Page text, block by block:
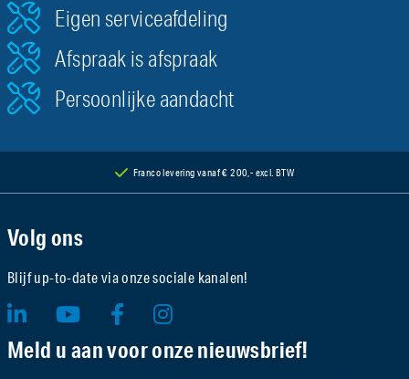
Eigen serviceafdeling
Afspraak is afspraak
Persoonlijke aandacht
Franco levering vanaf € 200,- excl. BTW
Volg ons
Blijf up-to-date via onze sociale kanalen!
Meld u aan voor onze nieuwsbrief!